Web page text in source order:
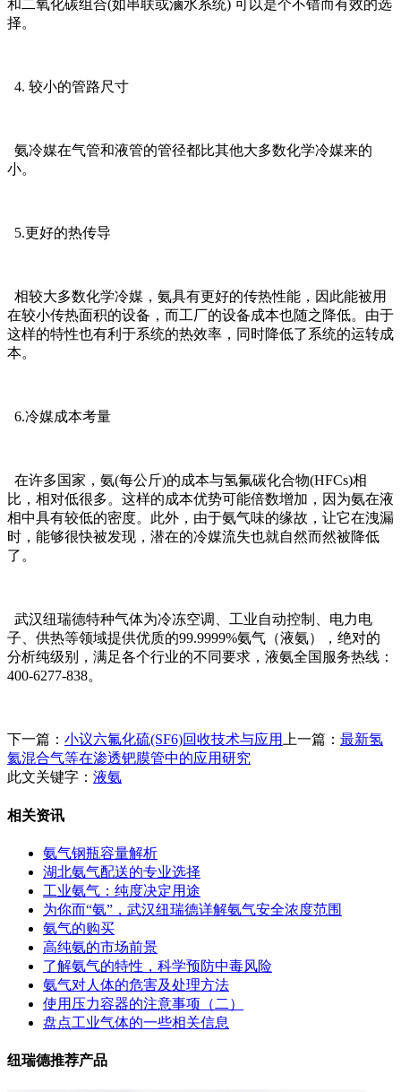
和二氧化碳组合(如串联或滷水系统) 可以是个不错而有效的选
择。
4. 较小的管路尺寸
氨冷媒在气管和液管的管径都比其他大多数化学冷媒来的
小。
5.更好的热传导
相较大多数化学冷媒，氨具有更好的传热性能，因此能被用
在较小传热面积的设备，而工厂的设备成本也随之降低。由于
这样的特性也有利于系统的热效率，同时降低了系统的运转成
本。
6.冷媒成本考量
在许多国家，氨(每公斤)的成本与氢氟碳化合物(HFCs)相
比，相对低很多。这样的成本优势可能倍数增加，因为氨在液
相中具有较低的密度。此外，由于氨气味的缘故，让它在洩漏
时，能够很快被发现，潜在的冷媒流失也就自然而然被降低
了。
武汉纽瑞德特种气体为冷冻空调、工业自动控制、电力电
子、供热等领域提供优质的99.9999%氨气（液氨），绝对的
分析纯级别，满足各个行业的不同要求，液氨全国服务热线：
400-6277-838。
下一篇： 小议六氟化硫(SF6)回收技术与应用 上一篇： 最新氢
氦混合气等在渗透钯膜管中的应用研究
此文关键字： 液氨
相关资讯
氨气钢瓶容量解析
湖北氨气配送的专业选择
工业氨气：纯度决定用途
为你而“氨”，武汉纽瑞德详解氨气安全浓度范围
氨气的购买
高纯氨的市场前景
了解氨气的特性，科学预防中毒风险
氨气对人体的危害及处理方法
使用压力容器的注意事项（二）
盘点工业气体的一些相关信息
纽瑞德推荐产品